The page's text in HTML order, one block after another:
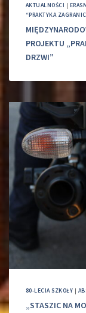
AKTUALNOŚCI |
“PRAKTYKA
PROJEKTU
DRZWI”
80-LECIA SZKOŁY |
„STASZIC NA